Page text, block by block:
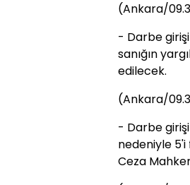
(Ankara/
- Darbe
sanığın
edilecek.
(Ankara/
- Darbe
nedeniyle 5'i
Ceza